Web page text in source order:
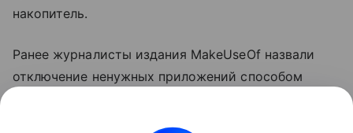
накопитель.
Ранее журналисты издания MakeUseOf назвали
отключение ненужных приложений способом